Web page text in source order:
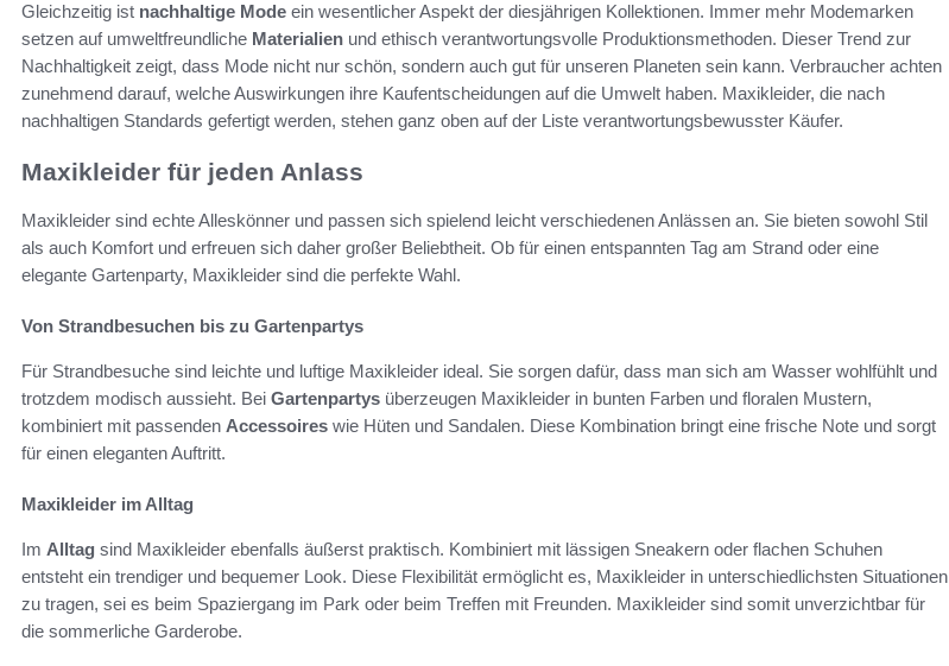
Gleichzeitig ist nachhaltige Mode ein wesentlicher Aspekt der diesjährigen Kollektionen. Immer mehr Modemarken
setzen auf umweltfreundliche Materialien und ethisch verantwortungsvolle Produktionsmethoden. Dieser Trend zur
Nachhaltigkeit zeigt, dass Mode nicht nur schön, sondern auch gut für unseren Planeten sein kann. Verbraucher achten
zunehmend darauf, welche Auswirkungen ihre Kaufentscheidungen auf die Umwelt haben. Maxikleider, die nach
nachhaltigen Standards gefertigt werden, stehen ganz oben auf der Liste verantwortungsbewusster Käufer.
Maxikleider für jeden Anlass
Maxikleider sind echte Alleskönner und passen sich spielend leicht verschiedenen Anlässen an. Sie bieten sowohl Stil
als auch Komfort und erfreuen sich daher großer Beliebtheit. Ob für einen entspannten Tag am Strand oder eine
elegante Gartenparty, Maxikleider sind die perfekte Wahl.
Von Strandbesuchen bis zu Gartenpartys
Für Strandbesuche sind leichte und luftige Maxikleider ideal. Sie sorgen dafür, dass man sich am Wasser wohlfühlt und
trotzdem modisch aussieht. Bei Gartenpartys überzeugen Maxikleider in bunten Farben und floralen Mustern,
kombiniert mit passenden Accessoires wie Hüten und Sandalen. Diese Kombination bringt eine frische Note und sorgt
für einen eleganten Auftritt.
Maxikleider im Alltag
Im Alltag sind Maxikleider ebenfalls äußerst praktisch. Kombiniert mit lässigen Sneakern oder flachen Schuhen
entsteht ein trendiger und bequemer Look. Diese Flexibilität ermöglicht es, Maxikleider in unterschiedlichsten Situationen
zu tragen, sei es beim Spaziergang im Park oder beim Treffen mit Freunden. Maxikleider sind somit unverzichtbar für
die sommerliche Garderobe.